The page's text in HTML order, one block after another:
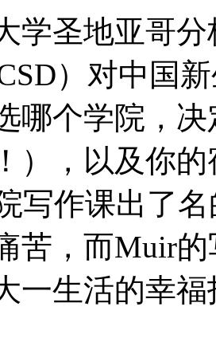
学圣地亚哥分
）对中国
哪个学院，
），以及你
写作课出了
苦，而Muir
一生活的幸福